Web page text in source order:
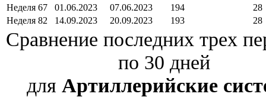
Неделя 67
01.06.2023 07.06.2023 194
28
Неделя 82
14.09.2023 20.09.2023 193 28
Сравнение последних трех
по 30 дней
для Артиллерийские